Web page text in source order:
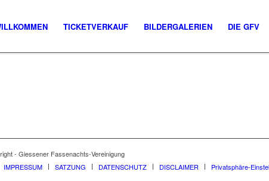
TICKETVERKAUF BILDERGALERIEN DIE GFV
- Giessener Fassenachts-Vereinigung
IMPRESSUM
SATZUNG DATENSCHUTZ DISCLAIMER Privatsphäre-